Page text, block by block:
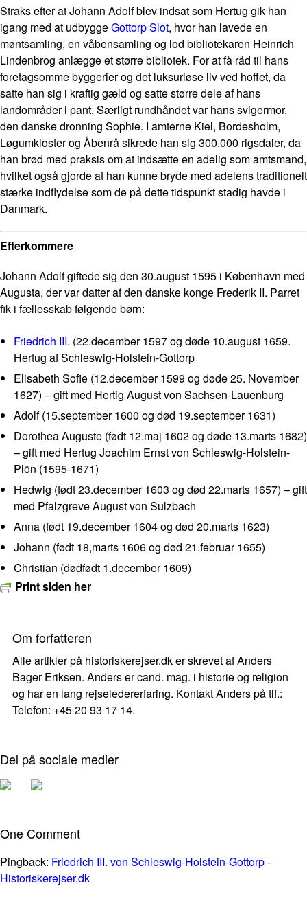
Straks efter at Johann Adolf blev indsat som Hertug gik han
igang med at udbyggeGottorp Slot, hvor han lavede en
møntsamling, en våbensamling og lod bibliotekaren Heinrich
Lindenbrog anlægge et større bibliotek. For at få råd til hans
foretagsomme byggerier og det luksuriøse liv ved hoffet, da
satte han sig i kraftig gæld og satte større dele af hans
landområder i pant. Særligt rundhåndet var hans svigermor,
den danske dronning Sophie. I amterne Kiel, Bordesholm,
Løgumkloster og Åbenrå sikrede han sig 300.000 rigsdaler, da
han brød med praksis om at indsætte en adelig som amtsmand,
hvilket også gjorde at han kunne bryde med adelens traditionelt
stærke indflydelse som de på dette tidspunkt stadig havde i
Danmark.
Efterkommere
Johann Adolf giftede sig den 30.august 1595 i København med
Augusta, der var datter af den danske konge Frederik II. Parret
fik i fællesskab følgende børn:
Friedrich III. (22.december 1597 og døde 10.august 1659.
Hertug af Schleswig-Holstein-Gottorp
Elisabeth Sofie (12.december 1599 og døde 25. November
1627) – gift med Hertig August von Sachsen-Lauenburg
Adolf (15.september 1600 og død 19.september 1631)
Dorothea Auguste (født 12.maj 1602 og døde 13.marts 1682)
– gift med Hertug Joachim Ernst von Schleswig-Holstein-
Plön (1595-1671)
Hedwig (født 23.december 1603 og død 22.marts 1657) – gift
med Pfalzgreve August von Sulzbach
Anna (født 19.december 1604 og død 20.marts 1623)
Johann (født 18,marts 1606 og død 21.februar 1655)
Christian (dødfødt 1.december 1609)
Print siden her
Om forfatteren
Alle artikler på historiskerejser.dk er skrevet af Anders
Bager Eriksen. Anders er cand. mag. i historie og religion
og har en lang rejseledererfaring. Kontakt Anders på tlf.:
Telefon: +45 20 93 17 14.
Del på sociale medier
One Comment
Pingback: Friedrich III. von Schleswig-Holstein-Gottorp -
Historiskerejser.dk